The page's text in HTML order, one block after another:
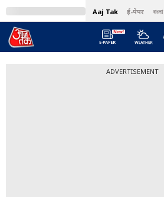
Aaj Tak ई-पेपर বাংলা
ADVERTISEMENT